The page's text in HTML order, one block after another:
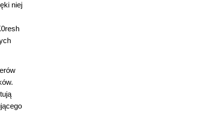
niej